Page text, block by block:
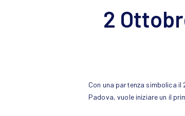
2
Con una partenza simbolica il
Padova, vuole iniziare un il